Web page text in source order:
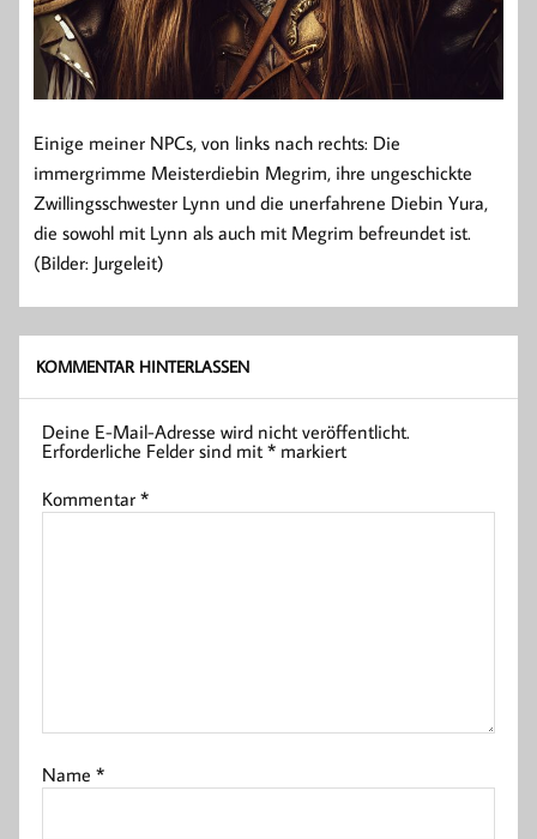
Einige meiner NPCs, von links nach rechts: Die
immergrimme Meisterdiebin Megrim, ihre ungeschickte
Zwillingsschwester Lynn und die unerfahrene Diebin Yura,
die sowohl mit Lynn als auch mit Megrim befreundet ist.
(Bilder: Jurgeleit)
KOMMENTAR HINTERLASSEN
Deine E-Mail-Adresse wird nicht veröffentlicht.
Erforderliche Felder sind mit* markiert
Kommentar*
Name*